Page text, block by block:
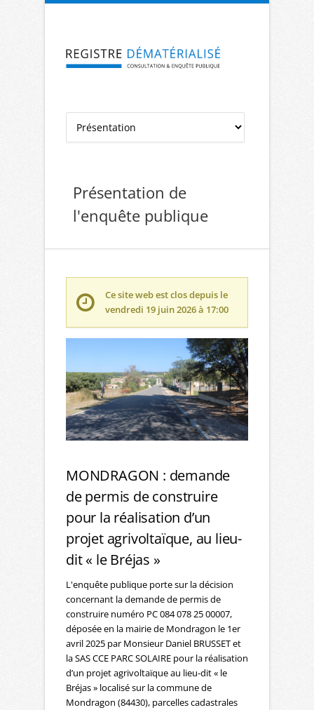
Aller à la navigation Aller au contenu
Présentation de
l'enquête publique
Ce site web est clos depuis le
vendredi 19 juin 2026 à 17:00
MONDRAGON : demande
de permis de construire
pour la réalisation d’un
projet agrivoltaïque, au lieu-
dit « le Bréjas »
L'enquête publique porte sur la décision
concernant la demande de permis de
construire numéro PC 084 078 25 00007,
déposée en la mairie de Mondragon le 1er
avril 2025 par Monsieur Daniel BRUSSET et
la SAS CCE PARC SOLAIRE pour la réalisation
d’un projet agrivoltaïque au lieu-dit « le
Bréjas » localisé sur la commune de
Mondragon (84430), parcelles cadastrales